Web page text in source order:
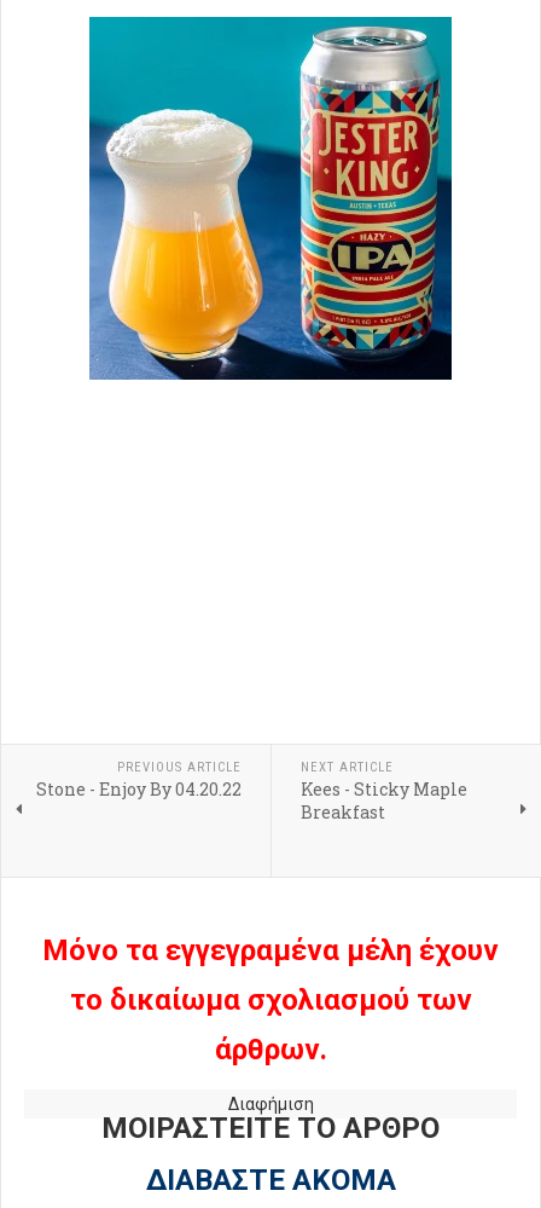
PREVIOUS ARTICLE
Stone - Enjoy By 04.20.22
NEXT ARTICLE
Kees - Sticky Maple
Breakfast
Μόνο τα εγγεγραμένα μέλη έχουν
το δικαίωμα σχολιασμού των
άρθρων.
Διαφήμιση
ΜΟΙΡΑΣΤΕΙΤΕ ΤΟ ΑΡΘΡΟ
ΔΙΑΒΑΣΤΕ ΑΚΟΜΑ